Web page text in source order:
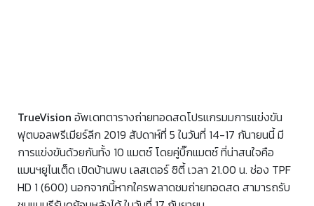
TrueVision อัพเดทตารางถ่ายทอดสดโปรแกรมมการแข่งขัน
ฟุตบอลพรีเมียร์ลีก 2019 สัปดาห์ที่ 5 ในวันที่ 14-17 กันายนนี้ มี
การแข่งขันด้วยกันทั้ง 10 แมตช์ โดยคู่บิ๊กแมตช์ ที่น่าสนใจคือ
แมนฯยูไนเต็ด เปิดบ้านพบ เลสเตอร์ ซิตี้ เวลา 21.00 น. ช่อง TPF
HD 1 (600) นอกจากนี้หากใครพลาดชมถ่ายทอดสด สามารถรับ